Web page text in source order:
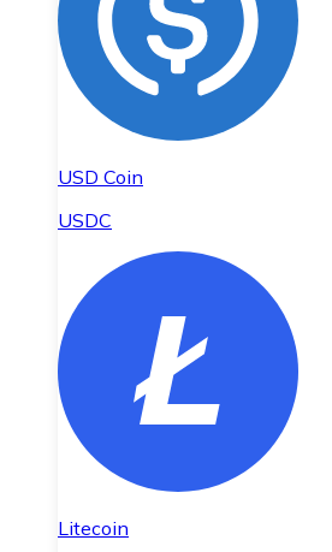
USD Coin
USDC
Litecoin